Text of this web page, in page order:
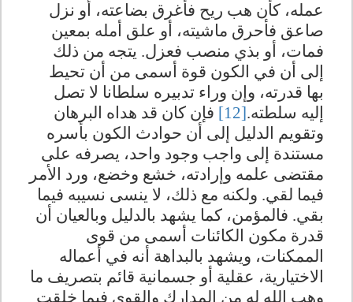
عمله، كأن هب ريح فأغرق بضاعته، أو نزل
صاعق فأحرق ماشيته، أو علق أمله بمعين
فمات، أو بذي منصب فعزل. يتجه من ذلك
إلى أن في الكون قوة أسمى من أن تحيط
بها قدرته، وإن وراء تدبيره سلطانا لا تصل
إليه سلطته.[12]
فإن كان قد هداه البرهان
وتقويم الدليل إلى أن حوادث الكون بأسره
مستندة إلى واجب وجود واحد، يصرفه على
مقتضى علمه وإرادته، خشع وخضع، ورد الأمر
فيما لقي. ولكنه مع ذلك، لا ينسى نسيبه فيما
بقي. فالمؤمن، كما يشهد بالدليل وبالعيان أن
قدرة مكون الكائنات أسمى من قوى
الممكنات، ويشهد بالبداهة أنه في أعماله
الاختيارية، عقلية أو جسمانية قائم بتصريف ما
وهب الله له من المدارك والقوى فيما خلقت